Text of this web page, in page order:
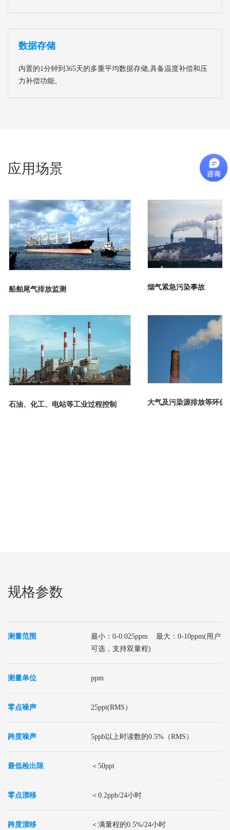
数据存储
内置的1分钟到365天的多重平均数据存储;具备温度补偿和压
力补偿功能。
应用场景
船舶尾气排放监测 烟气紧急污染事故
石油、化工、电站等工业过程控制 大气及污染源排放等环保
规格参数
测量范围
最小：0-0.025ppm 最大：0-10ppm(用户
可选，支持双量程)
测量单位 ppm
零点噪声 25ppt(RMS）
跨度噪声 5ppb以上时读数的0.5%（RMS）
最低检出限 ＜50ppt
零点漂移 ＜0.2ppb/24小时
跨度漂移 ＜满量程的0.5%/24小时